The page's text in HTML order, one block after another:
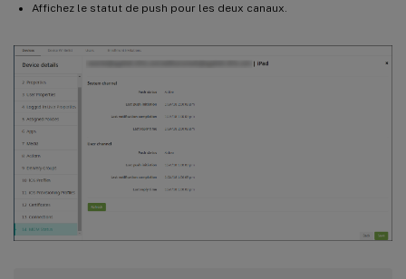
Affichez le statut de push pour les deux canaux.